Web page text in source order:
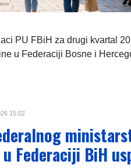
PU FBiH za drugi kvartal
u Federaciji Bosne i
15:02
Federaciji BiH